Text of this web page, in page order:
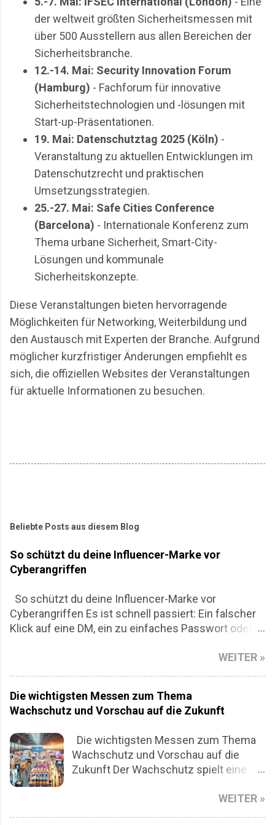
der weltweit größten Sicherheitsmessen mit
über 500 Ausstellern aus allen Bereichen der
Sicherheitsbranche.
12.-14. Mai: Security Innovation Forum
(Hamburg) - Fachforum für innovative
Sicherheitstechnologien und -lösungen mit
Start-up-Präsentationen.
19. Mai: Datenschutztag 2025 (Köln) -
Veranstaltung zu aktuellen Entwicklungen im
Datenschutzrecht und praktischen
Umsetzungsstrategien.
25.-27. Mai: Safe Cities Conference
(Barcelona) - Internationale Konferenz zum
Thema urbane Sicherheit, Smart-City-
Lösungen und kommunale
Sicherheitskonzepte.
Diese Veranstaltungen bieten hervorragende
Möglichkeiten für Networking, Weiterbildung und
den Austausch mit Experten der Branche. Aufgrund
möglicher kurzfristiger Änderungen empfiehlt es
sich, die offiziellen Websites der Veranstaltungen
für aktuelle Informationen zu besuchen.
Beliebte Posts aus diesem Blog
So schützt du deine Influencer-Marke vor
Cyberangriffen
So schützt du deine Influencer-Marke vor
Cyberangriffen Es ist schnell passiert: Ein falscher
Klick auf eine DM, ein zu einfaches Passwort oder
– und zack, dein Account gehört nicht mehr dir.
Cyberangriff richtig wehtun. Finanziell, aber auch
emotional. Denn plötzlich postet jemand in deinem
Namen – und du schaust nur zu. Aber keine Panik.
Du musst kein IT-Profi sein, um deine Marke
abzusichern. Hier kommt eine realistische
Anleitung, wie du dich vor digitalen Angriffen
schützt, ohne in Paranoia zu verfallen. 1. Zwei-
Faktor-Authentifizierung: Dein digitales Türschloss
Klingt langweilig? Vielleicht. Aber 2FA ist ein
WEITER »
Die wichtigsten Messen zum Thema
Wachschutz und Vorschau auf die Zukunft
Die wichtigsten Messen zum Thema
Wachschutz und Vorschau auf die
Zukunft Der Wachschutz spielt eine
Gesellschaft, in der Sicherheit undWEITER »